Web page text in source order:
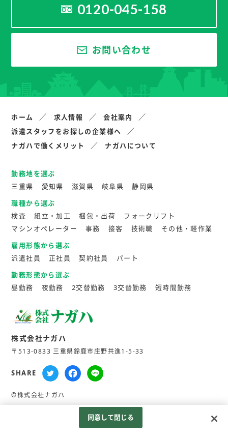
0120-045-158
お問い合わせ
ホーム 求人情報
会社案内
派遣スタッフをお探しの企業様へ
ナガハで働くメリット
ナガハについて
勤務地を選ぶ
三重県
愛知県 滋賀県 岐阜県
静岡県
職種から選ぶ
検査
組立・加工 梱包・出荷
フォークリフト
マシンオペレーター
事務 接客 技術職
その他・軽作業
雇用形態から選ぶ
派遣社員
正社員 契約社員
パート
勤務形態から選ぶ
昼勤務
夜勤務 2交替勤務 3交替勤務 短時間勤務
株式会社ナガハ
〒513-0833 三重県鈴鹿市庄野共進1-5-33
SHARE
©株式会社ナガハ
Googleアナリティクスの利用について
同意して閉じる